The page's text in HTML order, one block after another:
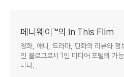
페니웨이™의 In This Film
영화, 애니, 드라마, 만화의 리뷰와 정
인 블로그로서 1인 미디어 포털의 가
니다.